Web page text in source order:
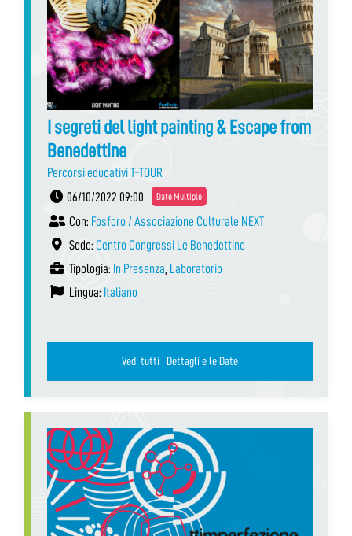
I segreti del light painting & Escape from
Benedettine
Percorsi educativi T-TOUR
06/10/2022 09:00
Date Multiple
Con: Fosforo / Associazione Culturale NEXT
Sede: Centro Congressi Le Benedettine
Tipologia: In Presenza, Laboratorio
Lingua: Italiano
Vedi tutti i Dettagli e le Date